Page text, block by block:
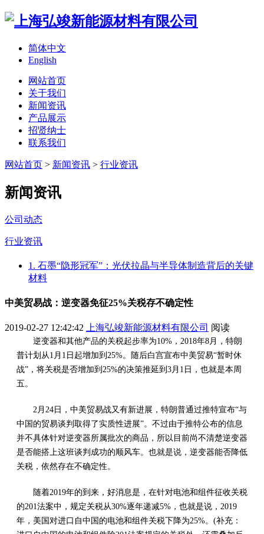
简体中文
English
网站首页
关于我们
新闻资讯
产品展示
招贤纳士
联系我们
网站首页 > 新闻资讯 > 行业资讯
新闻资讯
公司动态
行业资讯
1. 石墨“隐形冠军”：光伏拉晶与半导体制造背后的关键
材料
中美贸易战：逆变器免征25%关税存不确定性
2019-02-27 12:42:42 上海弘竣新能源材料有限公司 阅读
逆变器和其他产品的关税起步率为10%，2018年8月，特朗
普计划从1月1日起增加到25%。随后白宫宣布中美贸易“暂时休
战”，将关税是否增加到25%的决策推延到3月1日，也就是本周
五。
2月24日，中美贸易战又有新进展，特朗普通过推特宣布“与
中国的贸易谈判取得了实质性进展”。不过由于推特公布的信息
并不具体针对逆变器所属批次的商品，所以目前尚不清楚逆变器
是否能搭上这班谈判成功的顺风车。也就是说，逆变器能否降低
关税，依然存在不确定性。
随着2019年的到来，好消息是，在针对电池和组件征收关税
的201法案中，规定关税从30%逐年递减5%，也就是说，2019
年，美国对进口自中国的电池和组件关税下降为25%。(补充：